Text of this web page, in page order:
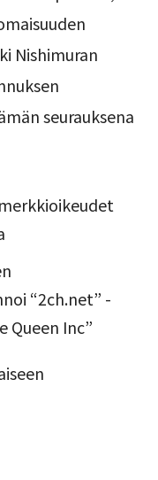
Nishimuran
seurauksena
“2ch.net” -
Queen Inc”